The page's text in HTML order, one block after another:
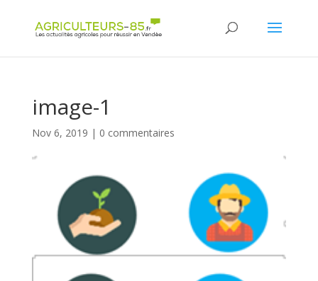
image-1
Nov 6, 2019 | 0 commentaires